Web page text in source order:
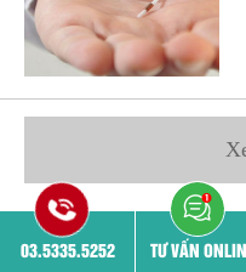
03.5335.5252 TƯ VẤN